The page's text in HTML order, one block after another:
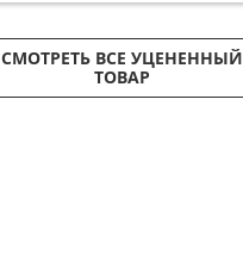
СМОТРЕТЬ ВСЕ УЦЕНЕННЫЙ
ТОВАР